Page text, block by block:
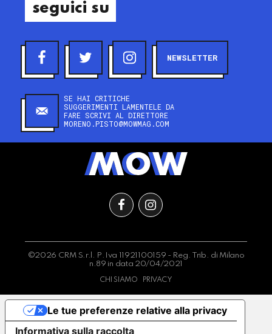
seguici su
NEWSLETTER
SE HAI CRITICHE
SUGGERIMENTI LAMENTELE DA
FARE SCRIVI AL DIRETTORE
MORENO.PISTO@MOWMAG.COM
©2026 CRM S.r.l. P.Iva 11921100159 - Reg. Trib. di Milano
n.89 in data 20/04/2021
CHI SIAMO PRIVACY
Informativa sulla raccolta
Le tue preferenze relative alla privacy